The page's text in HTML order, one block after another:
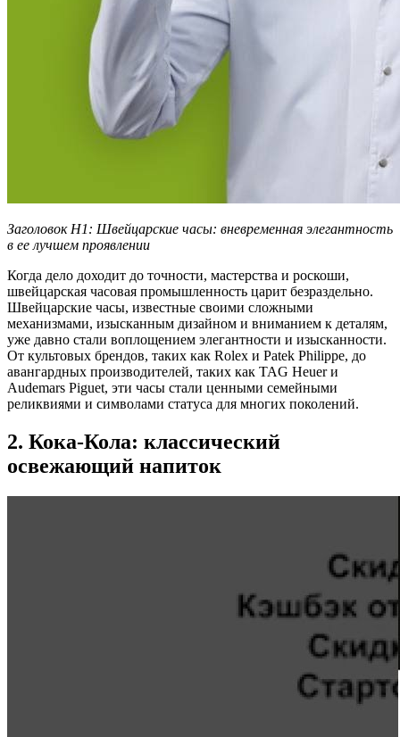
Заголовок H1: Швейцарские часы: вневременная элегантность
в ее лучшем проявлении
Когда дело доходит до точности, мастерства и роскоши,
швейцарская часовая промышленность царит безраздельно.
Швейцарские часы, известные своими сложными
механизмами, изысканным дизайном и вниманием к деталям,
уже давно стали воплощением элегантности и изысканности.
От культовых брендов, таких как Rolex и Patek Philippe, до
авангардных производителей, таких как TAG Heuer и
Audemars Piguet, эти часы стали ценными семейными
реликвиями и символами статуса для многих поколений.
2. Кока-Кола: классический
освежающий напиток